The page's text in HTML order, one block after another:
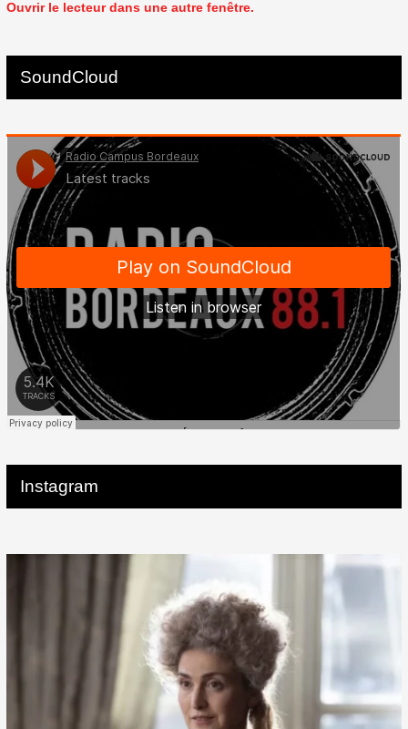
Ouvrir le lecteur dans une autre fenêtre.
SoundCloud
Instagram